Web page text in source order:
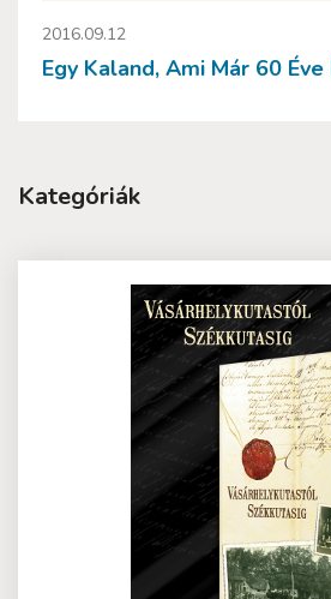
2016.09.12
Egy Kaland, Ami Már 60
Kategóriák